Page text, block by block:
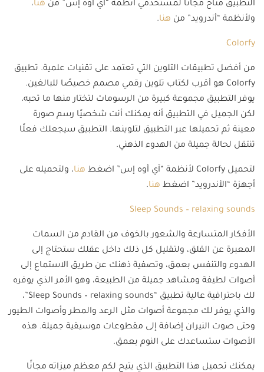
التطبيق متاح مجانًا لمستخدمي أنظمة “آي أوه إس” من هنا،
ولأنظمة “أندرويد” من هنا.
Colorfy
من أفضل تطبيقات التلوين التي تعتمد على تقنيات علمية. تطبيق
Colorfy هو أقرب لكتاب تلوين رقمي مصمم خصيصًا للبالغين.
يوفر التطبيق مجموعة كبيرة من الرسومات لتختار منها ما تحبه،
لكن الجميل في التطبيق أنه يمكنك أنت شخصيًا رسم صورة
معينة ثم تحميلها عبر التطبيق لتلوينها. التطبيق سيجعلك فعلًا
تنتقل لحالة جميلة من الهدوء الذهني.
لتحميل Colorfy لأنظمة “آي أوه إس” اضغط هنا، ولتحميله على
أجهزة “الأندرويد” اضغط هنا.
Sleep Sounds – relaxing sounds
الأفكار المتسارعة والشعور بالخوف من القادم من السمات
المعبرة عن القلق، ولتقليل كل ذلك داخل عقلك ستحتاج إلى
الهدوء والتنفس بعمق، وتصفية ذهنك عن طريق الاستماع إلى
أصوات لطيفة ومشاهد جميلة من الطبيعة، وهو الأمر الذي يوفره
لك باحترافية عالية تطبيق “Sleep Sounds – relaxing sounds”،
والذي يوفر لك مجموعة أصوات مثل الرعد والمطر وأصوات الطيور
وحتى صوت النيران إضافة إلى مقطوعات موسيقية جميلة. هذه
الأصوات ستساعدك على النوم بعمق.
يمكنك تحميل هذا التطبيق الذي يتيح لكم معظم ميزاته مجانًا